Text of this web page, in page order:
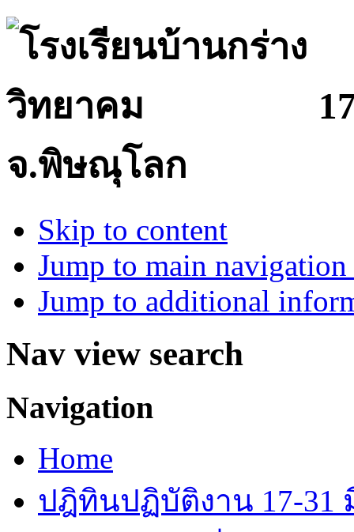
จ.พิษณุโลก
Skip to content
Jump to main
Jump to additional
Nav view search
Navigation
Home
ปฎิทินปฏิบัติงาน 17-31